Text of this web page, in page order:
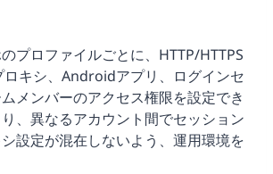
プロファイルごとに、HTTP/HTTPS
ロキシ、Androidアプリ、ログインセ
メンバーのアクセス権限を設定でき
、異なるアカウント間でセッション
設定が混在しないよう、運用環境を